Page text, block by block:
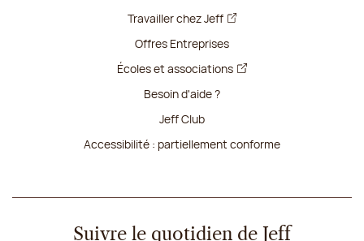
Travailler chez Jeff
Offres Entreprises
Écoles et associations
Besoin d'aide ?
Jeff Club
Accessibilité : partiellement conforme
Suivre le quotidien de Jeff